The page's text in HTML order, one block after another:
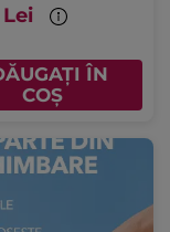
ÎN
COȘ